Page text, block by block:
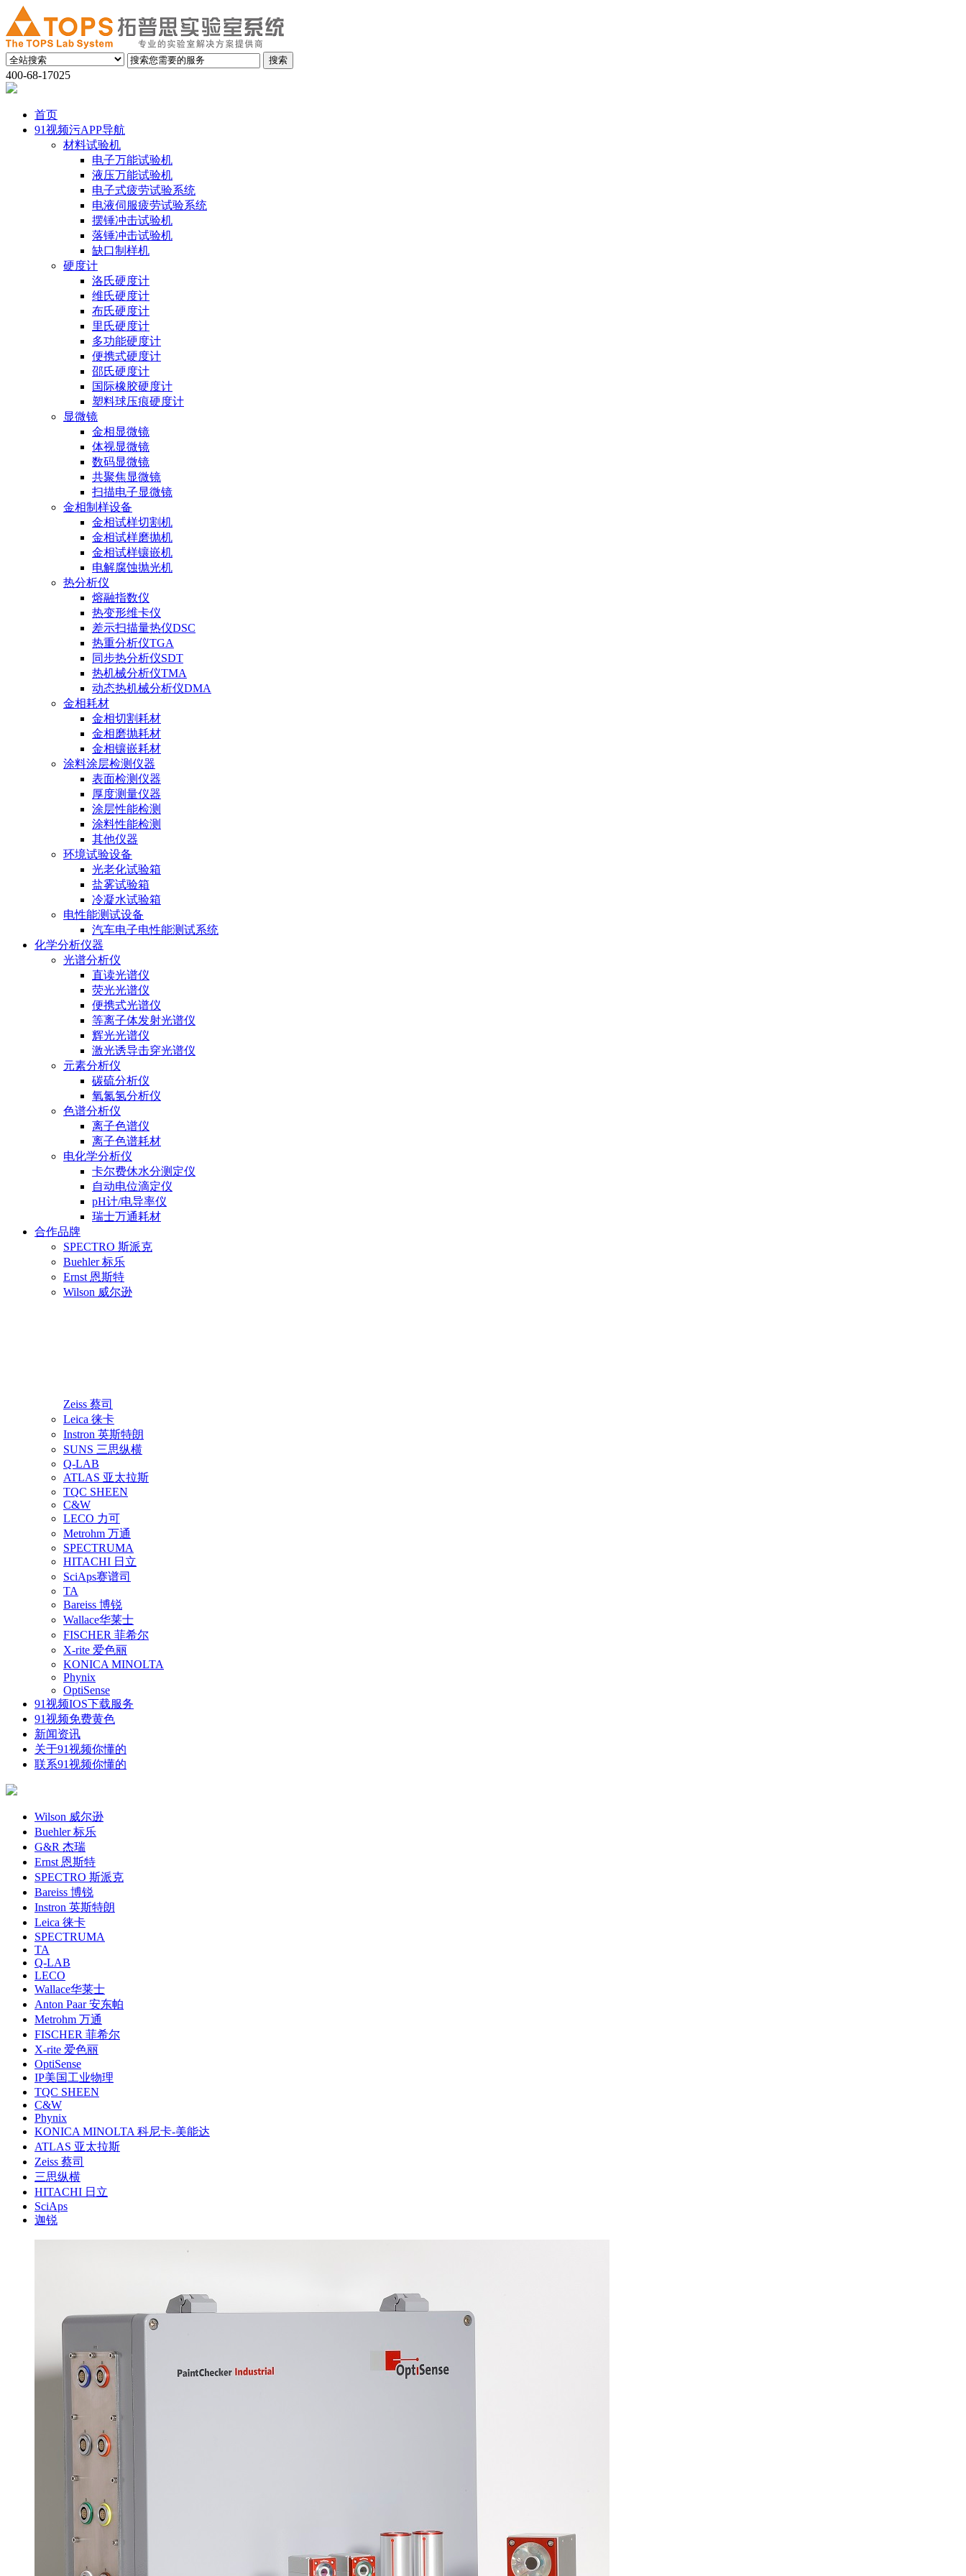
400-68-17025
首页
91视频污APP导航
材料试验机
电子万能试验机
液压万能试验机
电子式疲劳试验系统
电液伺服疲劳试验系统
摆锤冲击试验机
落锤冲击试验机
缺口制样机
硬度计
洛氏硬度计
维氏硬度计
布氏硬度计
里氏硬度计
多功能硬度计
便携式硬度计
邵氏硬度计
国际橡胶硬度计
塑料球压痕硬度计
显微镜
金相显微镜
体视显微镜
数码显微镜
共聚焦显微镜
扫描电子显微镜
金相制样设备
金相试样切割机
金相试样磨抛机
金相试样镶嵌机
电解腐蚀抛光机
热分析仪
熔融指数仪
热变形维卡仪
差示扫描量热仪DSC
热重分析仪TGA
同步热分析仪SDT
热机械分析仪TMA
动态热机械分析仪DMA
金相耗材
金相切割耗材
金相磨抛耗材
金相镶嵌耗材
涂料涂层检测仪器
表面检测仪器
厚度测量仪器
涂层性能检测
涂料性能检测
其他仪器
环境试验设备
光老化试验箱
盐雾试验箱
冷凝水试验箱
电性能测试设备
汽车电子电性能测试系统
化学分析仪器
光谱分析仪
直读光谱仪
荧光光谱仪
便携式光谱仪
等离子体发射光谱仪
辉光光谱仪
激光诱导击穿光谱仪
元素分析仪
碳硫分析仪
氧氮氢分析仪
色谱分析仪
离子色谱仪
离子色谱耗材
电化学分析仪
卡尔费休水分测定仪
自动电位滴定仪
pH计/电导率仪
瑞士万通耗材
合作品牌
SPECTRO 斯派克
Buehler 标乐
Ernst 恩斯特
Wilson 威尔逊
Zeiss 蔡司
Leica 徕卡
Instron 英斯特朗
SUNS 三思纵横
Q-LAB
ATLAS 亚太拉斯
TQC SHEEN
C&W
LECO 力可
Metrohm 万通
SPECTRUMA
HITACHI 日立
SciAps赛谱司
TA
Bareiss 博锐
Wallace华莱士
FISCHER 菲希尔
X-rite 爱色丽
KONICA MINOLTA
Phynix
OptiSense
91视频IOS下载服务
91视频免费黄色
新闻资讯
关于91视频你懂的
联系91视频你懂的
Wilson 威尔逊
Buehler 标乐
G&R 杰瑞
Ernst 恩斯特
SPECTRO 斯派克
Bareiss 博锐
Instron 英斯特朗
Leica 徕卡
SPECTRUMA
TA
Q-LAB
LECO
Wallace华莱士
Anton Paar 安东帕
Metrohm 万通
FISCHER 菲希尔
X-rite 爱色丽
OptiSense
IP美国工业物理
TQC SHEEN
C&W
Phynix
KONICA MINOLTA 科尼卡-美能达
ATLAS 亚太拉斯
Zeiss 蔡司
三思纵横
HITACHI 日立
SciAps
迦锐